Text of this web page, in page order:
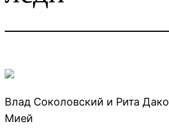
Влад Соколовский и Рита
Мией